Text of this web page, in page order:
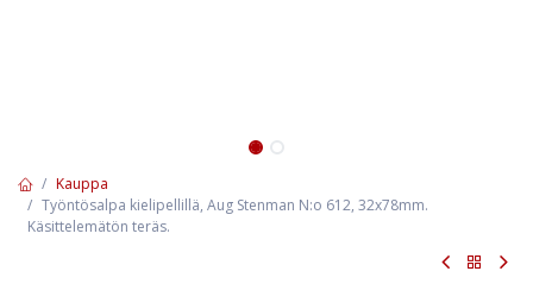
Kauppa
Työntösalpa kielipellillä, Aug Stenman N:o 612, 32x78mm.
Käsittelemätön teräs.